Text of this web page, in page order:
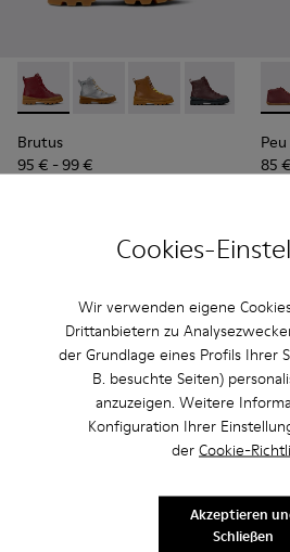
Cookies-
Wir verwenden eigene
Drittanbietern zu
der Grundlage eines Profils Ihrer
B. besuchte Seiten)
anzuzeigen. Weitere
Konfiguration Ihrer
der Cookie-
Akzeptieren
Schließen
Brutus - K900179-014 - Weinroter
Brutus - K900179-035
Brutus - K900179-
Brutus -
Brutus
95 € - 99 €
Hinzufügen
Peu
85